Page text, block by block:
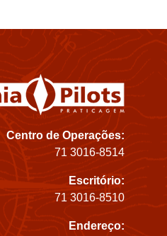
Centro de Operações:
71 3016-8514
Escritório:
71 3016-8510
Endereço: